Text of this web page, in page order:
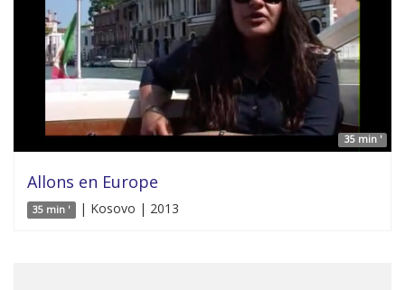
35 min '
Allons en Europe
35 min ' | Kosovo | 2013